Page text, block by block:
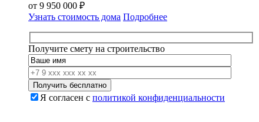
от 9 950 000 ₽
Узнать стоимость дома Подробнее
Получите смету на строительство
Я согласен с политикой конфиденциальности